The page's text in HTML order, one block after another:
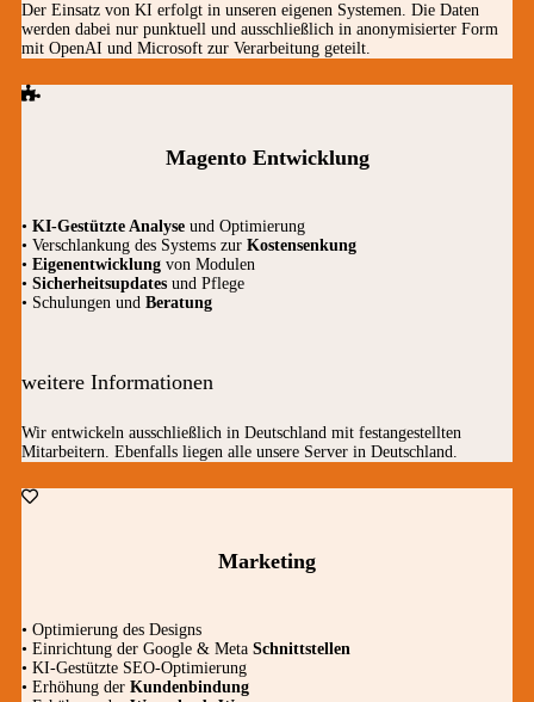
Der Einsatz von KI erfolgt in unseren eigenen Systemen. Die Daten
werden dabei nur punktuell und ausschließlich in anonymisierter Form
mit OpenAI und Microsoft zur Verarbeitung geteilt.
Magento Entwicklung
• KI-Gestützte Analyse und Optimierung
• Verschlankung des Systems zur Kostensenkung
• Eigenentwicklung von Modulen
• Sicherheitsupdates und Pflege
• Schulungen und Beratung
weitere Informationen
Wir entwickeln ausschließlich in Deutschland mit festangestellten
Mitarbeitern. Ebenfalls liegen alle unsere Server in Deutschland.
Marketing
• Optimierung des Designs
• Einrichtung der Google & Meta Schnittstellen
• KI-Gestützte SEO-Optimierung
• Erhöhung der Kundenbindung